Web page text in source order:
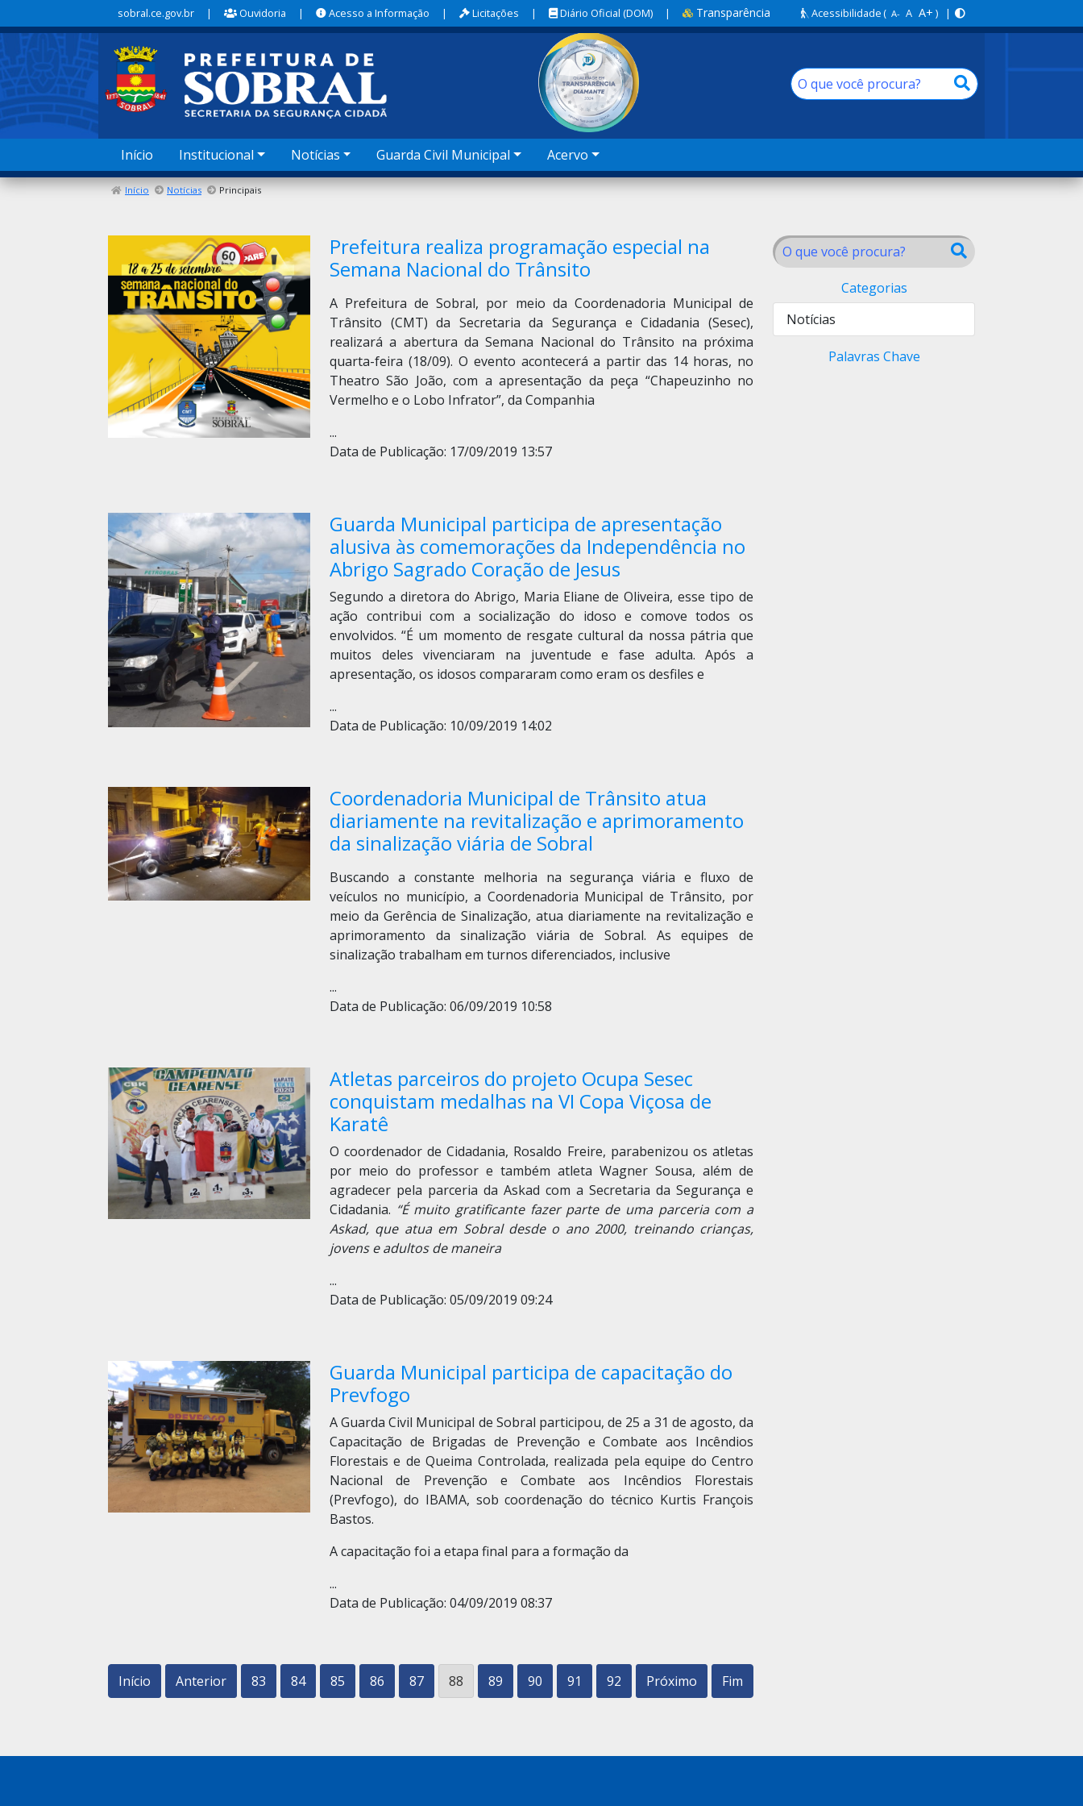
sobral.ce.gov.br | Ouvidoria | Acesso a Informação | Licitações | Diário Oficial (DOM) | Transparência Acessibilidade( A- A A+ ) |
Início Institucional Notícias Guarda Civil Municipal Acervo
Início Notícias Principais
Categorias
Notícias
Palavras Chave
Prefeitura realiza programação especial na
Semana Nacional do Trânsito
A Prefeitura de Sobral, por meio da Coordenadoria Municipal de
Trânsito (CMT) da Secretaria da Segurança e Cidadania (Sesec),
realizará a abertura da Semana Nacional do Trânsito na próxima
quarta-feira (18/09). O evento acontecerá a partir das 14 horas, no
Theatro São João, com a apresentação da peça “Chapeuzinho no
Vermelho e o Lobo Infrator”, da Companhia
...
Data de Publicação: 17/09/2019 13:57
Guarda Municipal participa de apresentação
alusiva às comemorações da Independência no
Abrigo Sagrado Coração de Jesus
Segundo a diretora do Abrigo, Maria Eliane de Oliveira, esse tipo de
ação contribui com a socialização do idoso e comove todos os
envolvidos. “É um momento de resgate cultural da nossa pátria que
muitos deles vivenciaram na juventude e fase adulta. Após a
apresentação, os idosos compararam como eram os desfiles e
...
Data de Publicação: 10/09/2019 14:02
Coordenadoria Municipal de Trânsito atua
diariamente na revitalização e aprimoramento
da sinalização viária de Sobral
Buscando a constante melhoria na segurança viária e fluxo de
veículos no município, a Coordenadoria Municipal de Trânsito, por
meio da Gerência de Sinalização, atua diariamente na revitalização e
aprimoramento da sinalização viária de Sobral. As equipes de
sinalização trabalham em turnos diferenciados, inclusive
...
Data de Publicação: 06/09/2019 10:58
Atletas parceiros do projeto Ocupa Sesec
conquistam medalhas na VI Copa Viçosa de
Karatê
O coordenador de Cidadania, Rosaldo Freire, parabenizou os atletas
por meio do professor e também atleta Wagner Sousa, além de
agradecer pela parceria da Askad com a Secretaria da Segurança e
Cidadania. “É muito gratificante fazer parte de uma parceria com a
Askad, que atua em Sobral desde o ano 2000, treinando crianças,
jovens e adultos de maneira
...
Data de Publicação: 05/09/2019 09:24
Guarda Municipal participa de capacitação do
Prevfogo
A Guarda Civil Municipal de Sobral participou, de 25 a 31 de agosto, da
Capacitação de Brigadas de Prevenção e Combate aos Incêndios
Florestais e de Queima Controlada, realizada pela equipe do Centro
Nacional de Prevenção e Combate aos Incêndios Florestais
(Prevfogo), do IBAMA, sob coordenação do técnico Kurtis François
Bastos.
A capacitação foi a etapa final para a formação da
...
Data de Publicação: 04/09/2019 08:37
Início Anterior 83 84 85 86 87 88 89 90 91 92 Próximo Fim